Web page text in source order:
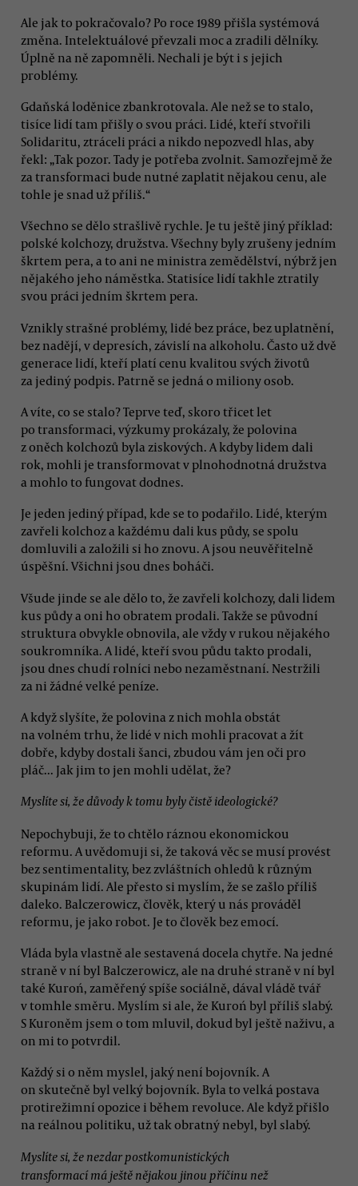
Ale jak to pokračovalo? Po roce 1989 přišla systémová
změna. Intelektuálové převzali moc a zradili dělníky.
Úplně na ně zapomněli. Nechali je být i s jejich
problémy.
Gdaňská loděnice zbankrotovala. Ale než se to stalo,
tisíce lidí tam přišly o svou práci. Lidé, kteří stvořili
Solidaritu, ztráceli práci a nikdo nepozvedl hlas, aby
řekl: „Tak pozor. Tady je potřeba zvolnit. Samozřejmě že
za transformaci bude nutné zaplatit nějakou cenu, ale
tohle je snad už příliš.“
Všechno se dělo strašlivě rychle. Je tu ještě jiný příklad:
polské kolchozy, družstva. Všechny byly zrušeny jedním
škrtem pera, a to ani ne ministra zemědělství, nýbrž jen
nějakého jeho náměstka. Statisíce lidí takhle ztratily
svou práci jedním škrtem pera.
Vznikly strašné problémy, lidé bez práce, bez uplatnění,
bez nadějí, v depresích, závislí na alkoholu. Často už dvě
generace lidí, kteří platí cenu kvalitou svých životů
za jediný podpis. Patrně se jedná o miliony osob.
A víte, co se stalo? Teprve teď, skoro třicet let
po transformaci, výzkumy prokázaly, že polovina
z oněch kolchozů byla ziskových. A kdyby lidem dali
rok, mohli je transformovat v plnohodnotná družstva
a mohlo to fungovat dodnes.
Je jeden jediný případ, kde se to podařilo. Lidé, kterým
zavřeli kolchoz a každému dali kus půdy, se spolu
domluvili a založili si ho znovu. A jsou neuvěřitelně
úspěšní. Všichni jsou dnes boháči.
Všude jinde se ale dělo to, že zavřeli kolchozy, dali lidem
kus půdy a oni ho obratem prodali. Takže se původní
struktura obvykle obnovila, ale vždy v rukou nějakého
soukromníka. A lidé, kteří svou půdu takto prodali,
jsou dnes chudí rolníci nebo nezaměstnaní. Nestržili
za ni žádné velké peníze.
A když slyšíte, že polovina z nich mohla obstát
na volném trhu, že lidé v nich mohli pracovat a žít
dobře, kdyby dostali šanci, zbudou vám jen oči pro
pláč... Jak jim to jen mohli udělat, že?
Myslíte si, že důvody k tomu byly čistě ideologické?
Nepochybuji, že to chtělo ráznou ekonomickou
reformu. A uvědomuji si, že taková věc se musí provést
bez sentimentality, bez zvláštních ohledů k různým
skupinám lidí. Ale přesto si myslím, že se zašlo příliš
daleko. Balczerowicz, člověk, který u nás prováděl
reformu, je jako robot. Je to člověk bez emocí.
Vláda byla vlastně ale sestavená docela chytře. Na jedné
straně v ní byl Balczerowicz, ale na druhé straně v ní byl
také Kuroń, zaměřený spíše sociálně, dával vládě tvář
v tomhle směru. Myslím si ale, že Kuroń byl příliš slabý.
S Kuroněm jsem o tom mluvil, dokud byl ještě naživu, a
on mi to potvrdil.
Každý si o něm myslel, jaký není bojovník. A
on skutečně byl velký bojovník. Byla to velká postava
protirežimní opozice i během revoluce. Ale když přišlo
na reálnou politiku, už tak obratný nebyl, byl slabý.
Myslíte si, že nezdar postkomunistických
transformací má ještě nějakou jinou příčinu než